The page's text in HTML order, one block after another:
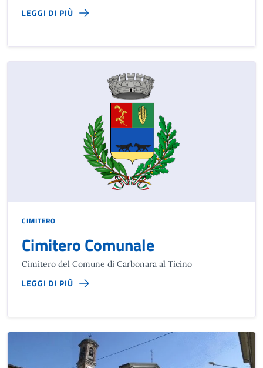
LEGGI DI PIÙ
CIMITERO
Cimitero Comunale
Cimitero del Comune di Carbonara al Ticino
LEGGI DI PIÙ